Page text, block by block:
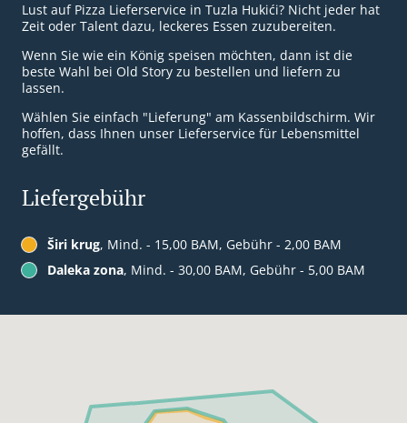
Lust auf Pizza Lieferservice in Tuzla Hukići? Nicht jeder hat
Zeit oder Talent dazu, leckeres Essen zuzubereiten.
Wenn Sie wie ein König speisen möchten, dann ist die
beste Wahl bei Old Story zu bestellen und liefern zu
lassen.
Wählen Sie einfach "Lieferung" am Kassenbildschirm. Wir
hoffen, dass Ihnen unser Lieferservice für Lebensmittel
gefällt.
Liefergebühr
Širi krug, Mind. - 15,00 BAM, Gebühr - 2,00 BAM
Daleka zona, Mind. - 30,00 BAM, Gebühr - 5,00 BAM